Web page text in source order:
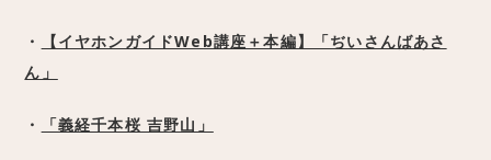
・
【イヤホンガイドWeb講座＋本編】「ぢいさんばあさ
ん」
・ 「義経千本桜 吉野山」